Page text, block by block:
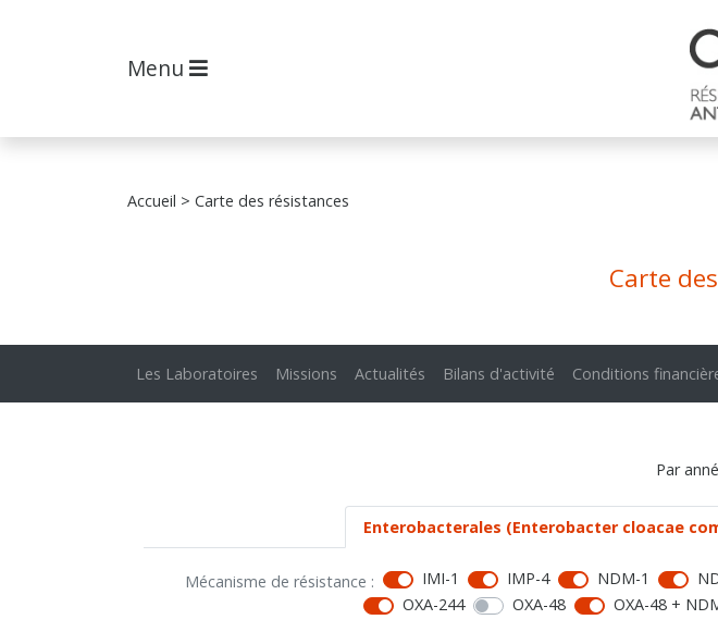
Menu
Accueil > Carte des résistances
Carte
Les Laboratoires Missions Actualités Bilans d'activité Conditions
Par
Enterobacterales (Enterobacter cloacae
Mécanisme de résistance : IMI-1 IMP-4 NDM-1
OXA-244
OXA-48 OXA-48 +